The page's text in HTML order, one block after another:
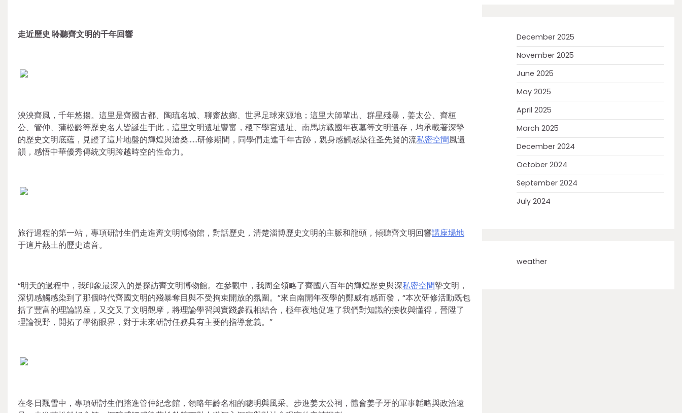
走近歷史 聆聽齊文明的千年回響
泱泱齊風，千年悠揚。這里是齊國古都、陶琉名城、聊齋故鄉、世界足球來源地；這里大師輩出、群星殘暴，姜太公、齊桓
公、管仲、蒲松齡等歷史名人皆誕生于此，這里文明遺址豐富，稷下學宮遺址、南馬坊戰國年夜墓等文明遺存，均承載著深摯
的歷史文明底蘊，見證了這片地盤的輝煌與滄桑……研修期間，同學們走進千年古跡，親身感觸感染往圣先賢的流私密空間風遺
韻，感悟中華優秀傳統文明跨越時空的性命力。
旅行過程的第一站，專項研討生們走進齊文明博物館，對話歷史，清楚淄博歷史文明的主脈和龍頭，傾聽齊文明回響講座場地
于這片熱土的歷史遺音。
“明天的過程中，我印象最深入的是探訪齊文明博物館。在參觀中，我周全領略了齊國八百年的輝煌歷史與深私密空間摯文明，
深切感觸感染到了那個時代齊國文明的殘暴奪目與不受拘束開放的氛圍。”來自南開年夜學的鄭威有感而發，“本次研修活動既包
括了豐富的理論講座，又交叉了文明觀摩，將理論學習與實踐參觀相結合，極年夜地促進了我們對知識的接收與懂得，晉陞了
理論視野，開拓了學術眼界，對于未來研討任務具有主要的指導意義。”
在冬日飄雪中，專項研討生們踏進管仲紀念館，領略年齡名相的聰明與風采。步進姜太公祠，體會姜子牙的軍事韜略與政治遠
December 2025
November 2025
June 2025
May 2025
April 2025
March 2025
December 2024
October 2024
September 2024
July 2024
weather